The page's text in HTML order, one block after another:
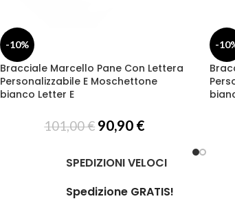
-10%
Bracciale Marcello Pane Con Lettera
Personalizzabile E Moschettone
bianco Letter E
101,00€ 90,90 €
-
SPEDIZIONI VELOCI
Spedizione GRATIS!